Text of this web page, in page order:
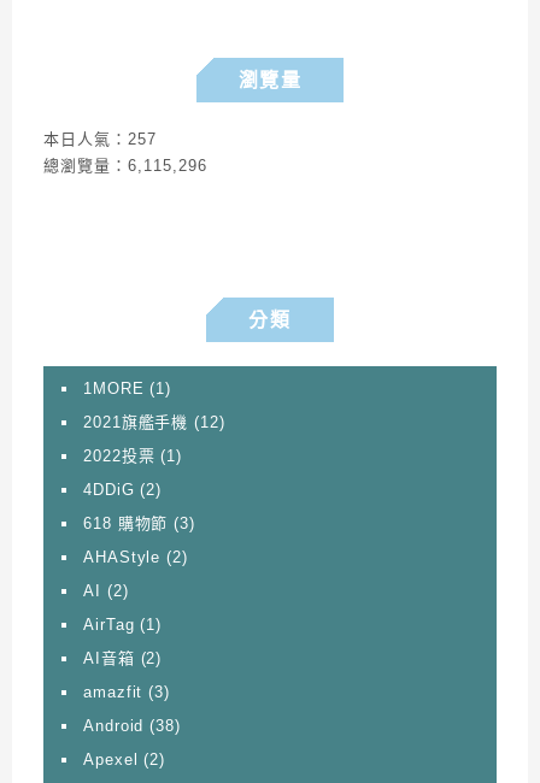
瀏覽量
本日人氣：257
總瀏覽量：6,115,296
分類
1MORE (1)
2021旗艦手機 (12)
2022投票 (1)
4DDiG (2)
618 購物節 (3)
AHAStyle (2)
AI
(2)
AirTag (1)
AI音箱 (2)
amazfit (3)
Android (38)
Apexel (2)